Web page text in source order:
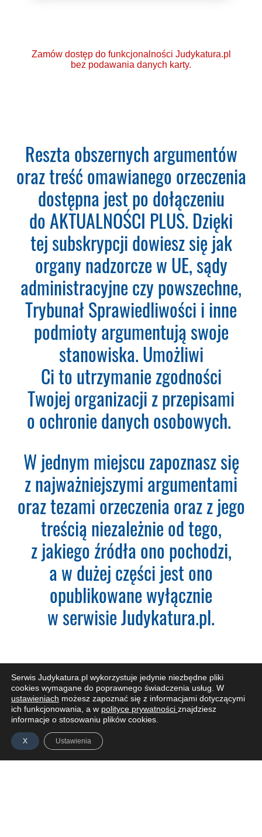
Zamów dostęp do funkcjonalności Judykatura.pl
bez podawania danych karty.
o Ochronie Danych
Osobowych (RODO).
Codzienna aktualizacja
bazy orzeczeń.
Teraz zamawiasz Szkolenie RODO -
Inspektor Ochrony Danych.Nie
musisz podawać karty płatniczej.
Wystarczy, że wypełnisz formularz
a na podany adres e-mail otrzymasz
fakturę VAT do opłacenia. Ważne:
Dopiero po zaksięgowaniu płatności
– system utworzy konto
użytkownika oraz uruchomi
subskrypcję. Dopiero od tego
momentu rozpoczyna się okres
Subskrypcji.
Aktualności Plus 360
Wyszukiwarka 360
Wyszukiwarka Plus 360 dni
Adres e-mail:
Nazwa Firmy:
NIP:
Adres firmy:
Kod Pocztowy:
Miasto:
Reszta obszernych argumentów
oraz treść omawianego orzeczenia
dostępna jest po dołączeniu
do AKTUALNOŚCI PLUS. Dzięki
tej subskrypcji dowiesz się jak
organy nadzorcze w UE, sądy
administracyjne czy powszechne,
Trybunał Sprawiedliwości i inne
podmioty argumentują swoje
stanowiska. Umożliwi
Ci to utrzymanie zgodności
Twojej organizacji z przepisami
o ochronie danych osobowych.
W jednym miejscu zapoznasz się
z najważniejszymi argumentami
oraz tezami orzeczenia oraz z jego
treścią niezależnie od tego,
z jakiego źródła ono pochodzi,
a w dużej części jest ono
opublikowane wyłącznie
w serwisie Judykatura.pl.
ZAPISZ SIĘ DO NEWSLETTERA
Serwis Judykatura.pl wykorzystuje jedynie niezbędne pliki
cookies wymagane do poprawnego świadczenia usług. W
ustawieniach możesz zapoznać się z informacjami dotyczącymi
ich funkcjonowania, a w polityce prywatności znajdziesz
informacje o stosowaniu plików cookies.
X Ustawienia